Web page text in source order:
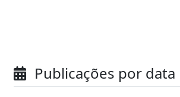
Publicações por data